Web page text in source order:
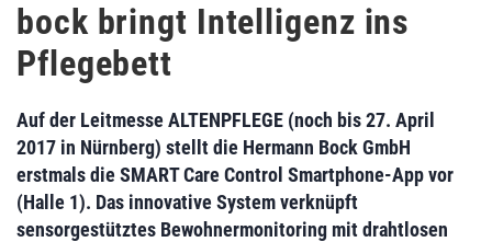
bock bringt Intelligenz ins
Pflegebett
Auf der Leitmesse ALTENPFLEGE (noch bis 27. April
2017 in Nürnberg) stellt die Hermann Bock GmbH
erstmals die SMART Care Control Smartphone-Appvor
(Halle 1). Das innovative System verknüpft
sensorgestütztes Bewohnermonitoring mitdrahtlosen